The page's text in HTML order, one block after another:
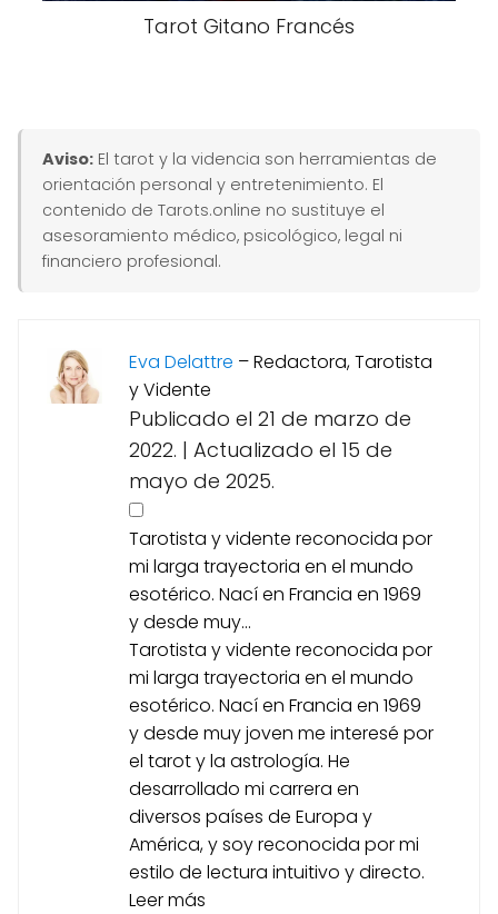
Tarot Gitano Francés
Aviso: El tarot y la videncia son herramientas de
orientación personal y entretenimiento. El
contenido de Tarots.online no sustituye el
asesoramiento médico, psicológico, legal ni
financiero profesional.
Eva Delattre –Redactora, Tarotista
y Vidente
Publicado el 21 de marzo de
2022. | Actualizado el 15 de
mayo de 2025.
Tarotista y vidente reconocida por
mi larga trayectoria en el mundo
esotérico. Nací en Francia en 1969
y desde muy...
Tarotista y vidente reconocida por
mi larga trayectoria en el mundo
esotérico. Nací en Francia en 1969
y desde muy joven me interesé por
el tarot y la astrología. He
desarrollado mi carrera en
diversos países de Europa y
América, y soy reconocida por mi
estilo de lectura intuitivo y directo.
Leer más